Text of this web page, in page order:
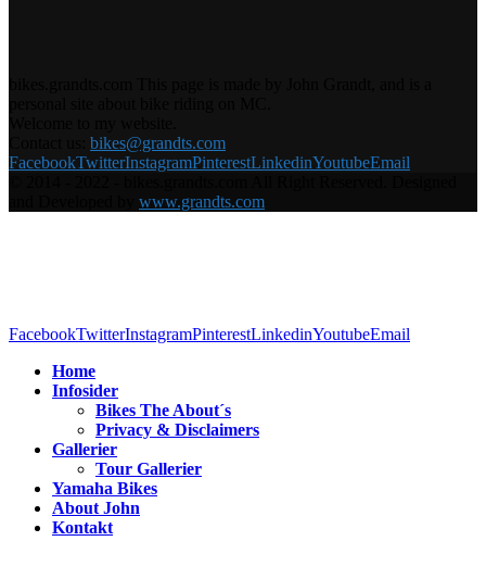
bikes@grandts.com
FacebookTwitterInstagramPinterestLinkedinYoutubeEmail
www.grandts.com
FacebookTwitterInstagramPinterestLinkedinYoutubeEmail
Home
Infosider
Bikes The About´s
Privacy & Disclaimers
Gallerier
Tour Gallerier
Yamaha Bikes
About John
Kontakt